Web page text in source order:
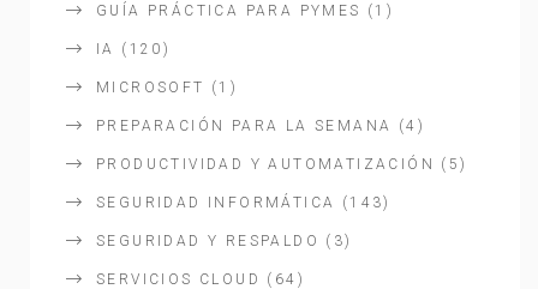
GUÍA PRÁCTICA PARA PYMES (1)
IA (120)
MICROSOFT (1)
PREPARACIÓN PARA LA SEMANA (4)
PRODUCTIVIDAD Y AUTOMATIZACIÓN (5)
SEGURIDAD INFORMÁTICA (143)
SEGURIDAD Y RESPALDO (3)
SERVICIOS CLOUD (64)